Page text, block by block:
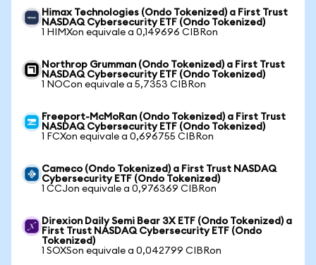
Himax Technologies (Ondo Tokenized) a First Trust
NASDAQ Cybersecurity ETF (Ondo Tokenized)
1 HIMXon equivale a 0,149696 CIBRon
Northrop Grumman (Ondo Tokenized) a First Trust
NASDAQ Cybersecurity ETF (Ondo Tokenized)
1 NOCon equivale a 5,7353 CIBRon
Freeport-McMoRan (Ondo Tokenized) a First Trust
NASDAQ Cybersecurity ETF (Ondo Tokenized)
1 FCXon equivale a 0,696755 CIBRon
Cameco (Ondo Tokenized) a First Trust NASDAQ
Cybersecurity ETF (Ondo Tokenized)
1 CCJon equivale a 0,976369 CIBRon
Direxion Daily Semi Bear 3X ETF (Ondo Tokenized) a
First Trust NASDAQ Cybersecurity ETF (Ondo
Tokenized)
1 SOXSon equivale a 0,042799 CIBRon